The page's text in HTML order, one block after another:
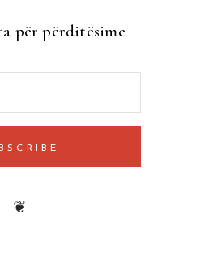
për përditësime
❦